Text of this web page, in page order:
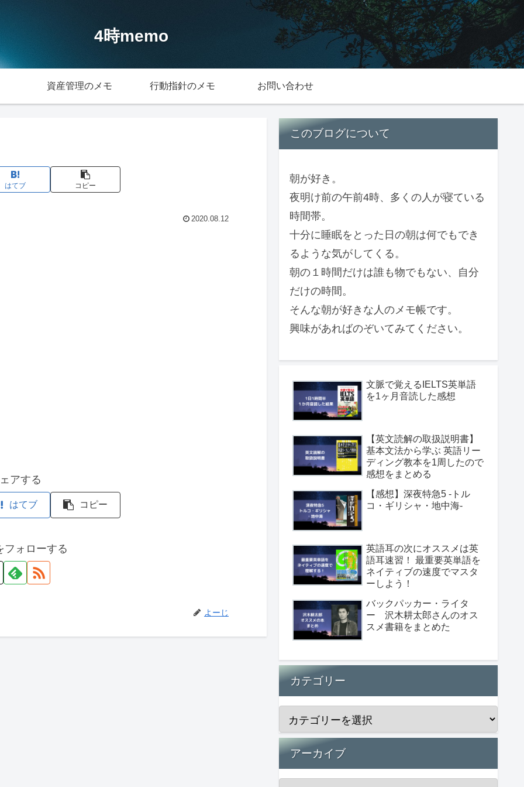
4時memo
資産管理のメモ 行動指針のメモ お問い合わせ
はてブ コピー
2020.08.12
アする
はてブ コピー
フォローする
よーじ
このブログについて
朝が好き。
夜明け前の午前4時、多くの人が寝ている
時間帯。
十分に睡眠をとった日の朝は何でもでき
るような気がしてくる。
朝の１時間だけは誰も物でもない、自分
だけの時間。
そんな朝が好きな人のメモ帳です。
興味があればのぞいてみてください。
文脈で覚えるIELTS英単語
を1ヶ月音読した感想
【英文読解の取扱説明書】
基本文法から学ぶ 英語リー
ディング教本を1周したので
感想をまとめる
【感想】深夜特急5 -トル
コ・ギリシャ・地中海-
英語耳の次にオススメは英
語耳速習！ 最重要英単語を
ネイティブの速度でマスタ
ーしよう！
バックパッカー・ライタ
ー 沢木耕太郎さんのオス
スメ書籍をまとめた
カテゴリー
アーカイブ